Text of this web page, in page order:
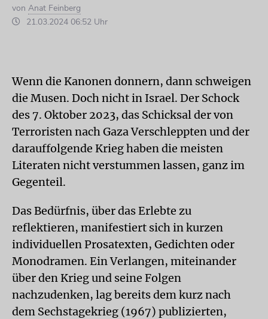
von Anat Feinberg
21.03.2024 06:52 Uhr
Wenn die Kanonen donnern, dann schweigen
die Musen. Doch nicht in Israel. Der Schock
des 7. Oktober 2023, das Schicksal der von
Terroristen nach Gaza Verschleppten und der
darauffolgende Krieg haben die meisten
Literaten nicht verstummen lassen, ganz im
Gegenteil.
Das Bedürfnis, über das Erlebte zu
reflektieren, manifestiert sich in kurzen
individuellen Prosatexten, Gedichten oder
Monodramen. Ein Verlangen, miteinander
über den Krieg und seine Folgen
nachzudenken, lag bereits dem kurz nach
dem Sechstagekrieg (1967) publizierten,